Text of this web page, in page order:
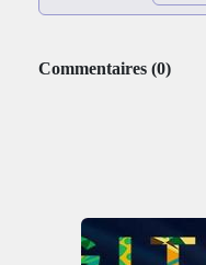
Commentaires (0)